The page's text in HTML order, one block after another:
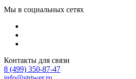
Мы в социальных сетях
Контакты для связи
8 (499) 350-87-47